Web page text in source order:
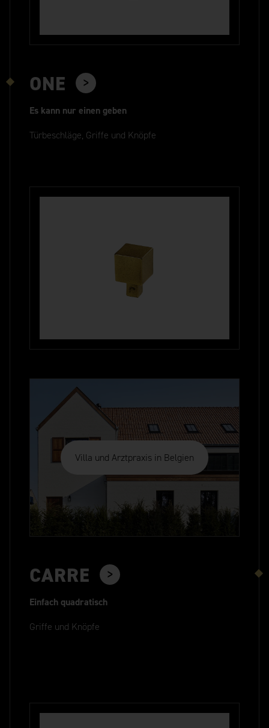
ONE
Es kann nur einen geben
Türbeschläge, Griffe und Knöpfe
Villa und Arztpraxis in Belgien
CARRE
Einfach quadratisch
Griffe und Knöpfe